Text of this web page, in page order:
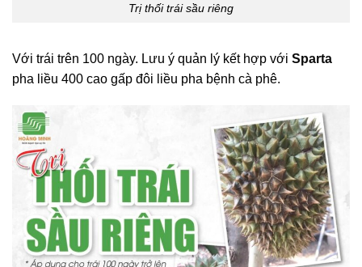
Trị thối trái sầu riêng
Với trái trên 100 ngày. Lưu ý quản lý kết hợp với Sparta
pha liều 400 cao gấp đôi liều pha bệnh cà phê.